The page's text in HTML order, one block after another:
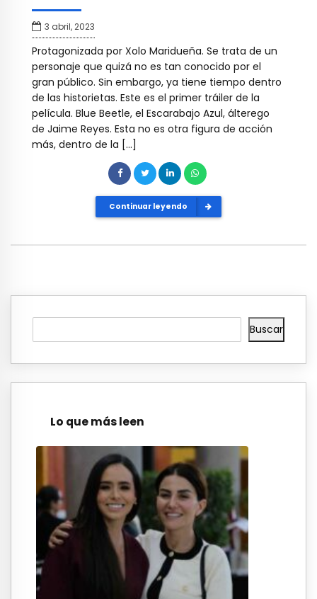
3 abril, 2023
Protagonizada por Xolo Maridueña. Se trata de un
personaje que quizá no es tan conocido por el
gran público. Sin embargo, ya tiene tiempo dentro
de las historietas. Este es el primer tráiler de la
película. Blue Beetle, el Escarabajo Azul, álterego
de Jaime Reyes. Esta no es otra figura de acción
más, dentro de la […]
Continuar leyendo
Buscar
Lo que más leen